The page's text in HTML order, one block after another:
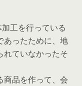
工を行っている
あったために、地
れていなかったそ
商品を作って、会